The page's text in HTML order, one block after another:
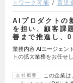
トワーク可能
育児
AIプロダクトの
を担い、顧客課
善まで推進し
業務内容 AIエージェン
トの拡大業務をお任せ
会社概要
この企業